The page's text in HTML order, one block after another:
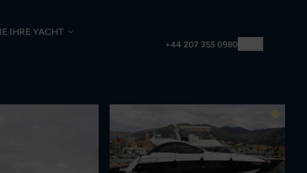
IHRE YACHT
+44 207 355 0980